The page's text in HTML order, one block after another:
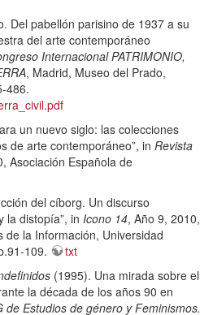
Del pabellón parisino de 1937 a su
del arte contemporáneo
Internacional PATRIMONIO,
, Madrid, Museo del Prado,
486.
un nuevo siglo: las colecciones
de arte contemporáneo”, in Revista
Asociación Española de
del cíborg. Un discurso
la distopía”, in Icono 14, Año 9, 2010,
de la Información, Universidad
109.
txt
(1995). Una mirada sobre el
la década de los años 90 en
de Estudios de género y Feminismos.